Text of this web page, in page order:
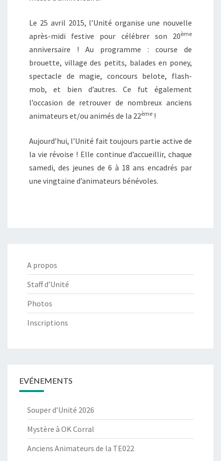
Le 25 avril 2015, l’Unité organise une nouvelle
après-midi festive pour célébrer son 20ème
anniversaire ! Au programme : course de
brouette, village des petits, balades en poney,
spectacle de magie, concours belote, flash-
mob, et bien d’autres. Ce fut également
l’occasion de retrouver de nombreux anciens
animateurs et/ou animés de la 22ème !
Aujourd’hui, l’Unité fait toujours partie active de
la vie révoise ! Elle continue d’accueillir, chaque
samedi, des jeunes de 6 à 18 ans encadrés par
une vingtaine d’animateurs bénévoles.
A propos
Staff d’Unité
Photos
Inscriptions
EVÉNEMENTS
Souper d’Unité 2026
Mystère à OK Corral
Anciens Animateurs de la TE022